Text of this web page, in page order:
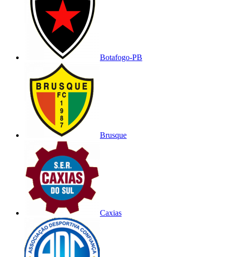
Botafogo-PB
Brusque
Caxias